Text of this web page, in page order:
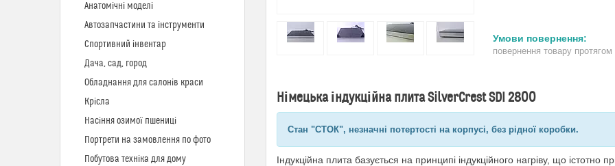
повернення товару
Німецька індукційна плита SilverCrest SDI 2800
Стан "СТОК", незначні потертості на корпусі, без рідної коробки.
Індукційна плита базується на принципі індукційного нагріву, що
Анатомічні моделі
Автозапчастини та інструменти
Спортивний інвентар
Дача, сад, город
Обладнання для салонів краси
Крісла
Насіння озимої пшениці
Портрети на замовлення по фото
Побутова техніка для дому